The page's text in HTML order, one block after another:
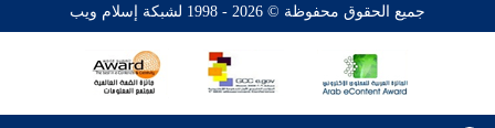
جميع الحقوق محفوظة © 2026 - 1998 لشبكة إسلام ويب